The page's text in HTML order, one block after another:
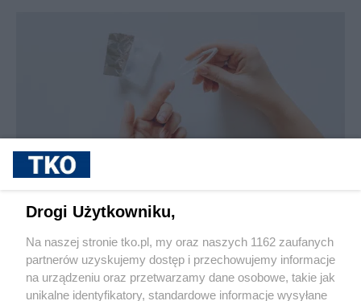
Jak rozpoznać, że soczewki kontaktowe są
Pokaż więcej
Drogi Użytkowniku,
Na naszej stronie tko.pl, my oraz naszych 1162 zaufanych
partnerów uzyskujemy dostęp i przechowujemy informacje
na urządzeniu oraz przetwarzamy dane osobowe, takie jak
unikalne identyfikatory, standardowe informacje wysyłane